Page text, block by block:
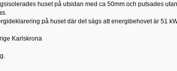
huset på utsidan med ca 50mm och putsades
på huset där det sägs att energibehovet är 51
Karlskrona